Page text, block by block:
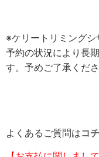
※ケリートリミングシ
予約の状況により長
す。予めご了承くだ
よくあるご質問はコ